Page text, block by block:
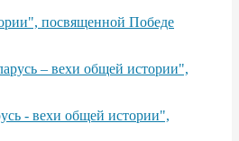
посвященной Победе
– вехи общей истории",
- вехи общей истории",